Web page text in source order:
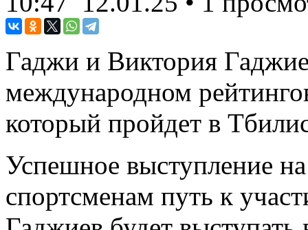
Гаджи и Виктория
международном
который пройдет в
Успешное выступление
спортсменам путь к